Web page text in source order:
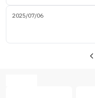
2025/07/06